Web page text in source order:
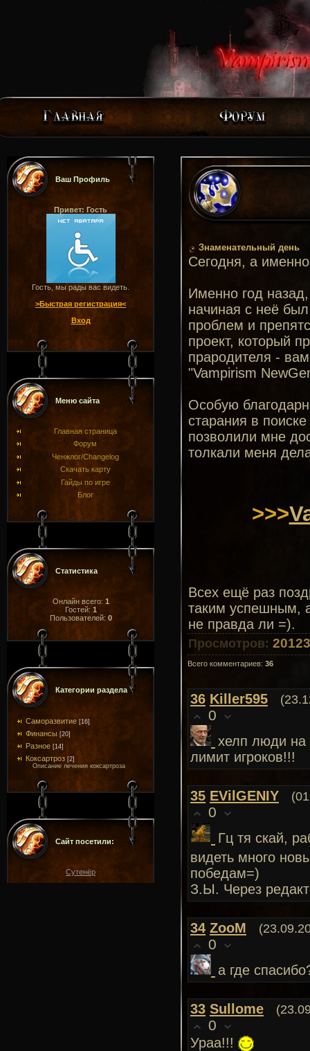
Ваш Профиль
Привет: Гость
Гость, мы рады вас видеть.
>Быстрая регистрация<
Вход
Меню сайта
Главная страница
Форум
Ченжлог/Changelog
Скачать карту
Гайды по игре
Блог
Статистика
Онлайн всего: 1
Гостей: 1
Пользователей: 0
Категории раздела
Саморазвитие [16]
Финансы [20]
Разное [14]
Коксартроз [2]
Описание лечения коксартроза
Сайт посетили:
Сутенёр
Знаменательный день
Сегодня, а
Именно год
начиная с неё
проблем и
проект, который
прародителя -
"Vampirism
Особую
старания в
позволили мне
толкали меня
>>>
Всех ещё раз
таким успешным,
не правда ли =).
Просмотров:
Всего комментариев: 36
36 Killer595
0
хелп люди на
лимит игроков!!!
35 EVilGENIY
0
Гц тя скай,
видеть много
победам=)
З.Ы. Через
34 ZooM
0
а где
33 Sullome
0
Ураа!!!